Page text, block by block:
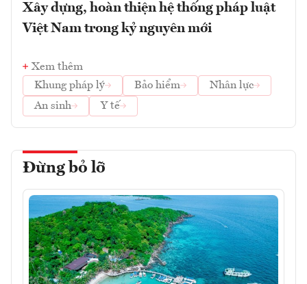
Xây dựng, hoàn thiện hệ thống pháp luật
Việt Nam trong kỷ nguyên mới
Xem thêm
Khung pháp lý
Bảo hiểm
Nhân lực
An sinh
Y tế
Đừng bỏ lỡ